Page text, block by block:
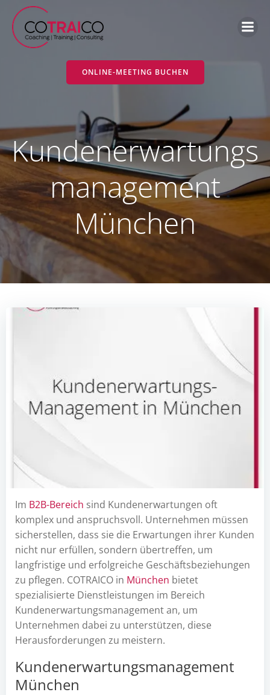
ONLINE-MEETING BUCHEN
Kundenerwartungs
management
München
Im B2B-Bereich sind Kundenerwartungen oft
komplex und anspruchsvoll. Unternehmen müssen
sicherstellen, dass sie die Erwartungen ihrer Kunden
nicht nur erfüllen, sondern übertreffen, um
langfristige und erfolgreiche Geschäftsbeziehungen
zu pflegen. COTRAICO in München bietet
spezialisierte Dienstleistungen im Bereich
Kundenerwartungsmanagement an, um
Unternehmen dabei zu unterstützen, diese
Herausforderungen zu meistern.
Kundenerwartungsmanagement
München